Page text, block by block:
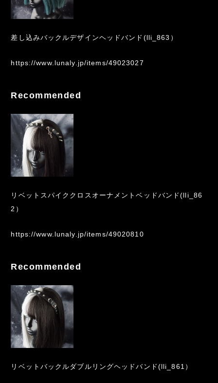
差し込みバックルデザインヘッドバンド(lli_863）
https://www.lunaly.jp/items/49023027
Recommended
リベットスパイククロスオーナメントベッドバンド(lli_86
2）
https://www.lunaly.jp/items/49020810
Recommended
リベットバックルダブルリングヘッドバンド(lli_861）